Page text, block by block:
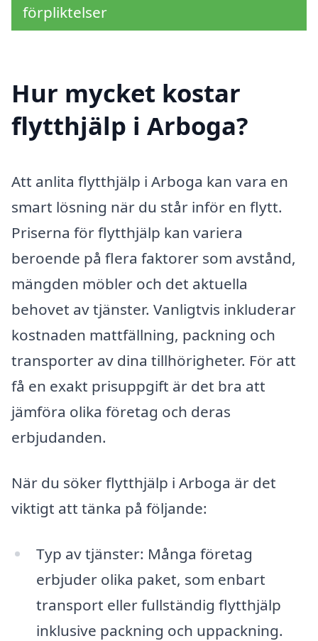
förpliktelser
Hur mycket kostar
flytthjälp i Arboga?
Att anlita flytthjälp i Arboga kan vara en
smart lösning när du står inför en flytt.
Priserna för flytthjälp kan variera
beroende på flera faktorer som avstånd,
mängden möbler och det aktuella
behovet av tjänster. Vanligtvis inkluderar
kostnaden mattfällning, packning och
transporter av dina tillhörigheter. För att
få en exakt prisuppgift är det bra att
jämföra olika företag och deras
erbjudanden.
När du söker flytthjälp i Arboga är det
viktigt att tänka på följande:
Typ av tjänster: Många företag
erbjuder olika paket, som enbart
transport eller fullständig flytthjälp
inklusive packning och uppackning.